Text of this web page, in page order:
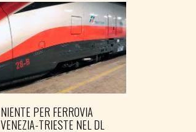
NIENTE PER FERROVIA
VENEZIA-TRIESTE NEL DL